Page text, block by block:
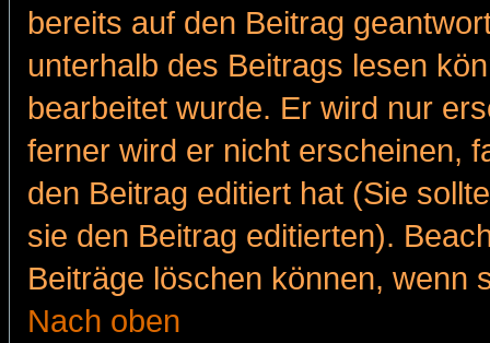
bereits auf den Beitrag
unterhalb des Beitrags lesen
bearbeitet wurde. Er wird nur
ferner wird er nicht erscheinen,
den Beitrag editiert hat (Sie
sie den Beitrag editierten).
Beiträge löschen können, wenn
Nach oben